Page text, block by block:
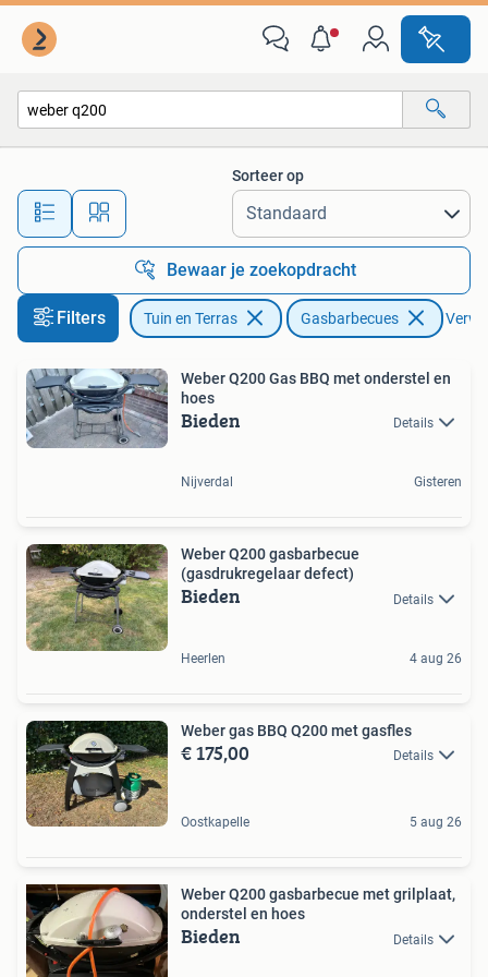
Alle afstanden…
Sorteer op
Bewaar je zoekopdracht
Filters Tuin en Terras Gasbarbecues
Weber Q200 Gas BBQ met onderstel en
hoes
Bieden Details
Nijverdal Gisteren
Weber Q200 gasbarbecue
(gasdrukregelaar defect)
Bieden Details
Heerlen 4 aug 26
Weber gas BBQ Q200 met gasfles
€ 175,00 Details
Oostkapelle 5 aug 26
Weber Q200 gasbarbecue met grilplaat,
onderstel en hoes
Bieden Details